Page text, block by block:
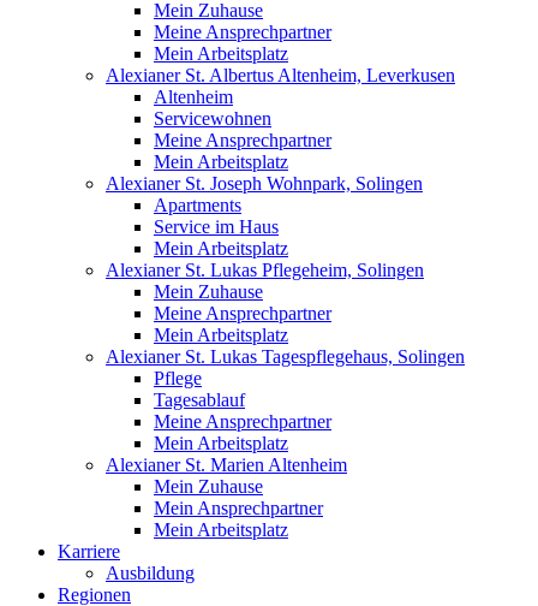
Mein Zuhause
Meine Ansprechpartner
Mein Arbeitsplatz
Alexianer St. Albertus Altenheim, Leverkusen
Altenheim
Servicewohnen
Meine Ansprechpartner
Mein Arbeitsplatz
Alexianer St. Joseph Wohnpark, Solingen
Apartments
Service im Haus
Mein Arbeitsplatz
Alexianer St. Lukas Pflegeheim, Solingen
Mein Zuhause
Meine Ansprechpartner
Mein Arbeitsplatz
Alexianer St. Lukas Tagespflegehaus, Solingen
Pflege
Tagesablauf
Meine Ansprechpartner
Mein Arbeitsplatz
Alexianer St. Marien Altenheim
Mein Zuhause
Mein Ansprechpartner
Mein Arbeitsplatz
Karriere
Ausbildung
Regionen